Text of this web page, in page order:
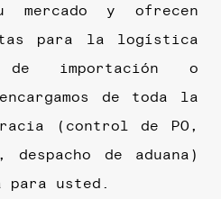
mercado y ofrecen
para la logística
importación o
de toda la
(control de PO,
despacho de aduana)
para usted.